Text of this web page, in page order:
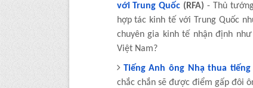
với Trung Quốc (RFA) - Thủ
hợp tác kinh tế với Trung Quốc
chuyên gia kinh tế nhận định
Việt Nam?
Tiếng Anh ông Nhạ thua
chắc chắn sẽ được điểm gấp đôi